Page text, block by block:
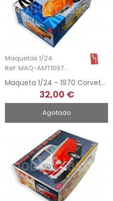
Maquetas 1/24
Ref: MAQ-AMT1097/12
Maqueta 1/24 - 1970 Corvette LT-1 Coupe
32,00 €
Agotado